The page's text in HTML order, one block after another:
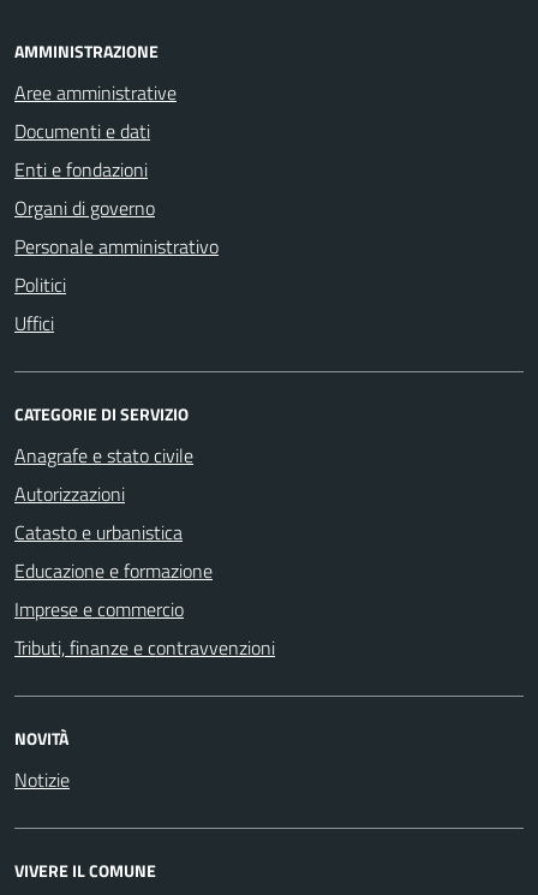
AMMINISTRAZIONE
Aree amministrative
Documenti e dati
Enti e fondazioni
Organi di governo
Personale amministrativo
Politici
Uffici
CATEGORIE DI SERVIZIO
Anagrafe e stato civile
Autorizzazioni
Catasto e urbanistica
Educazione e formazione
Imprese e commercio
Tributi, finanze e contravvenzioni
NOVITÀ
Notizie
VIVERE IL COMUNE